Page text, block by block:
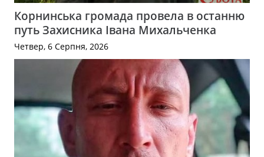
Корнинська громада провела в останню
путь Захисника Івана Михальченка
Четвер, 6 Серпня, 2026